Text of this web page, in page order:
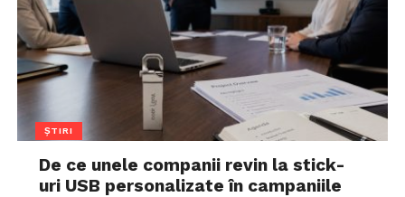
ȘTIRI
De ce unele companii revin la stick-
uri USB personalizate în campaniile